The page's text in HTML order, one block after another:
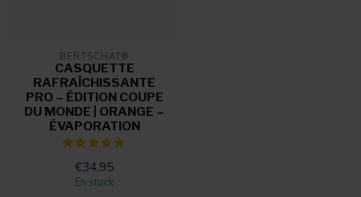
BERTSCHAT®
CASQUETTE
RAFRAÎCHISSANTE
PRO – ÉDITION COUPE
DU MONDE | ORANGE –
ÉVAPORATION
€34,95
En stock